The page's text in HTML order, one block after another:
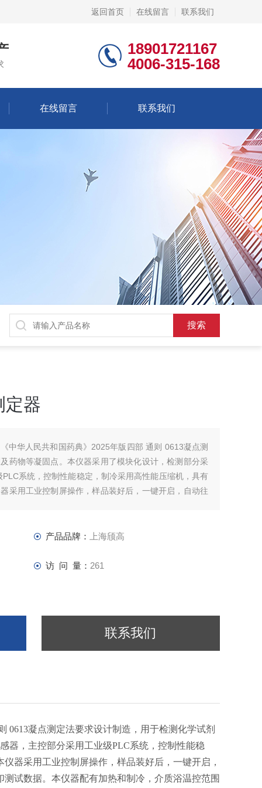
返回首页 在线留言 联系我们
18901721167
4006-315-168
在线留言 联系我们
定器
中华人民共和国药典》2025年版四部 通则 0613凝点测
药物等凝固点。本仪器采用了模块化设计，检测部分采
系统，控制性能稳定，制冷采用高性能压缩机，具有
采用工业控制屏操作，样品装好后，一键开启，自动往
产品品牌： 上海颀高
访 问 量： 261
联系我们
0613凝点测定法要求设计制造，用于检测化学试剂
器，主控部分采用工业级PLC系统，控制性能稳
器采用工业控制屏操作，样品装好后，一键开启，
试数据。本仪器配有加热和制冷，介质浴温控范围